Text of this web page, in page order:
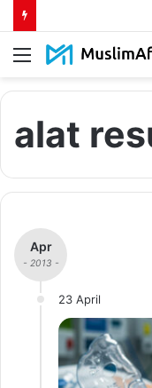
Menu
alat
Apr
- 2013 -
23 April